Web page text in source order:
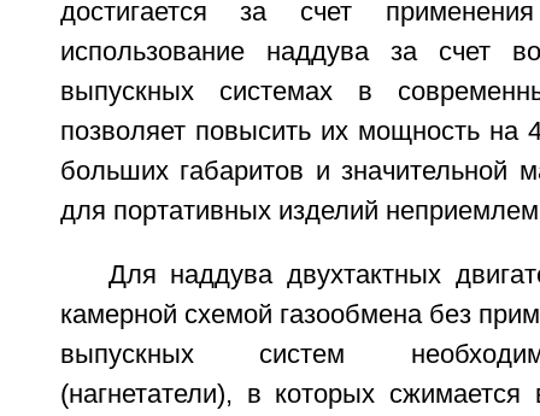
достигается за счет
использование наддува за счет
выпускных системах в
позволяет повысить их мощность на
больших габаритов и значительной
для портативных изделий
Для наддува двухтактных
камерной схемой газообмена без
выпускных систем
(нагнетатели), в которых